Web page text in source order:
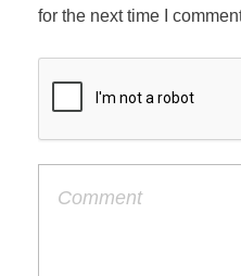
for the next time I